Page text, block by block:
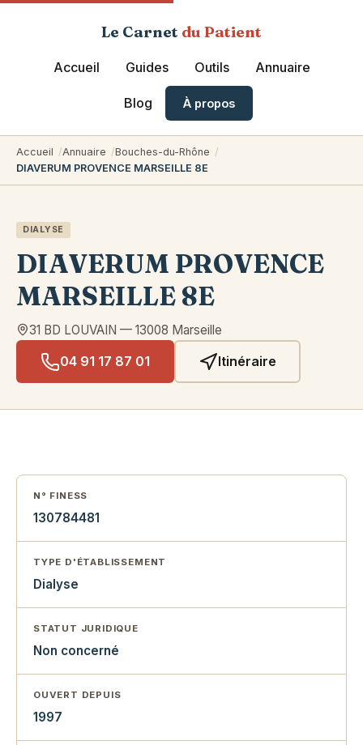
Le Carnet du Patient
Accueil Guides Outils Annuaire
Blog À propos
Accueil Annuaire
Bouches-du-Rhône
DIAVERUM PROVENCE MARSEILLE 8E
DIALYSE
DIAVERUM PROVENCE
MARSEILLE 8E
31 BD LOUVAIN — 13008 Marseille
04 91 17 87 01 Itinéraire
N° FINESS
130784481
TYPE D'ÉTABLISSEMENT
Dialyse
STATUT JURIDIQUE
Non concerné
OUVERT DEPUIS
1997